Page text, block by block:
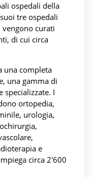
ospedali della
tre ospedali
vengono curati
di cui circa
una completa
una gamma di
specializzate. I
ortopedia,
urologia,
e
circa 2'600